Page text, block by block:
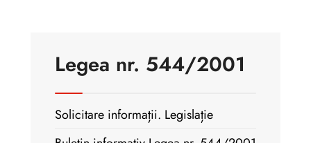
Legea nr. 544/2001
Solicitare informații. Legislație